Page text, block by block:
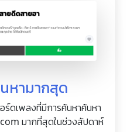
หามากสุด
ร์ดเพลงที่มีการค้นหาค้นหา
มากที่สุดในช่วงสัปดาห์